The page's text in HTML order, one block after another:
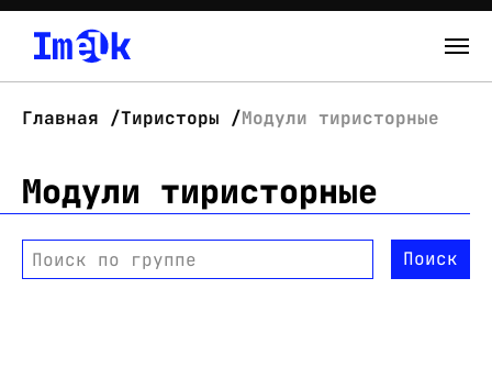
Новости
Главная Тиристоры Модули тиристорные
Модули тиристорные
Поиск по группе Поиск